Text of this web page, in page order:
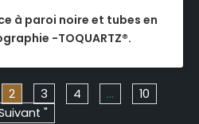
à paroi noire et tubes en
-TOQUARTZ®.
2 3 4 …
10
"